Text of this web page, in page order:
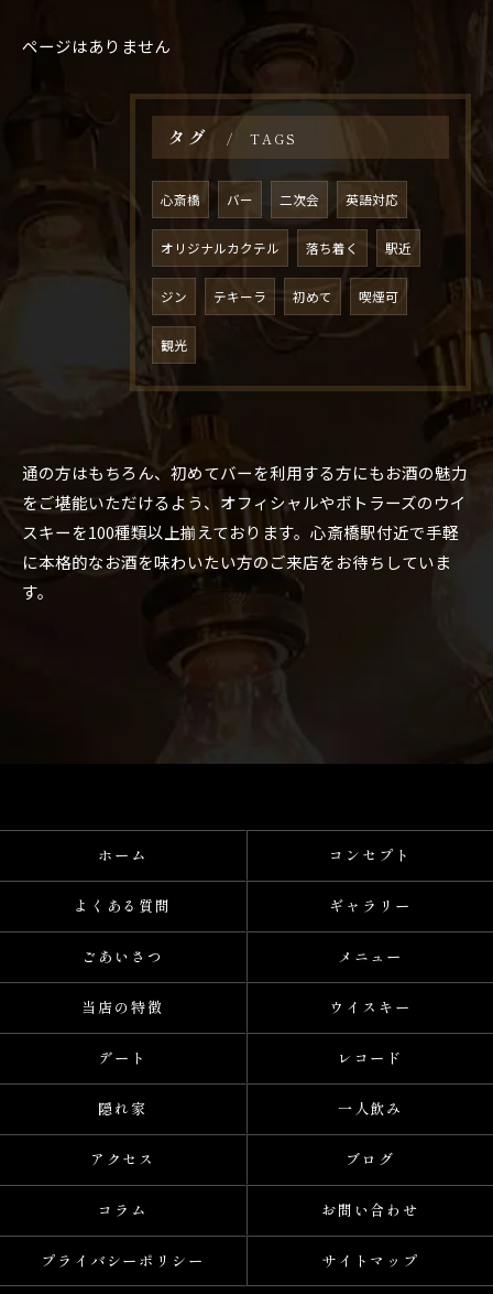
ページはありません
タグ TAGS
心斎橋 バー 二次会 英語対応
オリジナルカクテル 落ち着く 駅近
ジン テキーラ 初めて 喫煙可
観光
通の方はもちろん、初めてバーを利用する方にもお酒の魅力
をご堪能いただけるよう、オフィシャルやボトラーズのウイ
スキーを100種類以上揃えております。心斎橋駅付近で手軽
に本格的なお酒を味わいたい方のご来店をお待ちしていま
す。
ホーム コンセプト
よくある質問 ギャラリー
ごあいさつ メニュー
当店の特徴 ウイスキー
デート レコード
隠れ家 一人飲み
アクセス ブログ
コラム お問い合わせ
プライバシーポリシー サイトマップ
お問い合わせはこちら